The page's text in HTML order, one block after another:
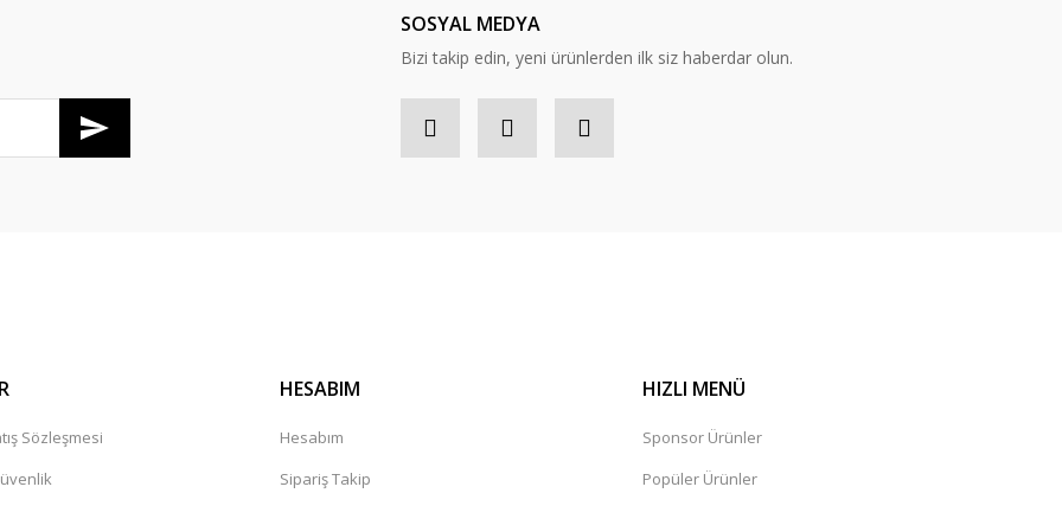
SOSYAL MEDYA
Bizi takip edin, yeni ürünlerden ilk siz haberdar olun.
Sözleşmesi
HESABIM
Hesabım
Sipariş Takip
HIZLI MENÜ
Sponsor Ürünler
Popüler Ürünler